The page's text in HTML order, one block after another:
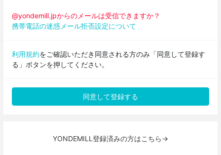
@yondemill.jpからのメールは受信できますか？
携帯電話の迷惑メール拒否設定について
利用規約をご確認いただき同意される方のみ「同意して登録す
る」ボタンを押してください。
YONDEMILL登録済みの方はこちら→